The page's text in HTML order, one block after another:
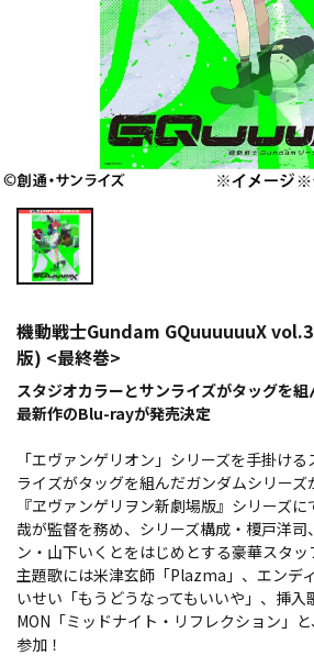
機動戦士Gundam GQuuuuuuX
版) <最終巻>
スタジオカラーとサンライズがタッグを
最新作のBlu-rayが発売決定
「エヴァンゲリオン」シリーズを手掛け
ライズがタッグを組んだガンダムシリーズ
『ヱヴァンゲリヲン新劇場版』シリーズ
哉が監督を務め、シリーズ構成・榎戸洋司
ン・山下いくとをはじめとする豪華スタッ
主題歌には米津玄師「Plazma」、エンデ
いせい「もうどうなってもいいや」、挿入
MON「ミッドナイト・リフレクション」
参加！